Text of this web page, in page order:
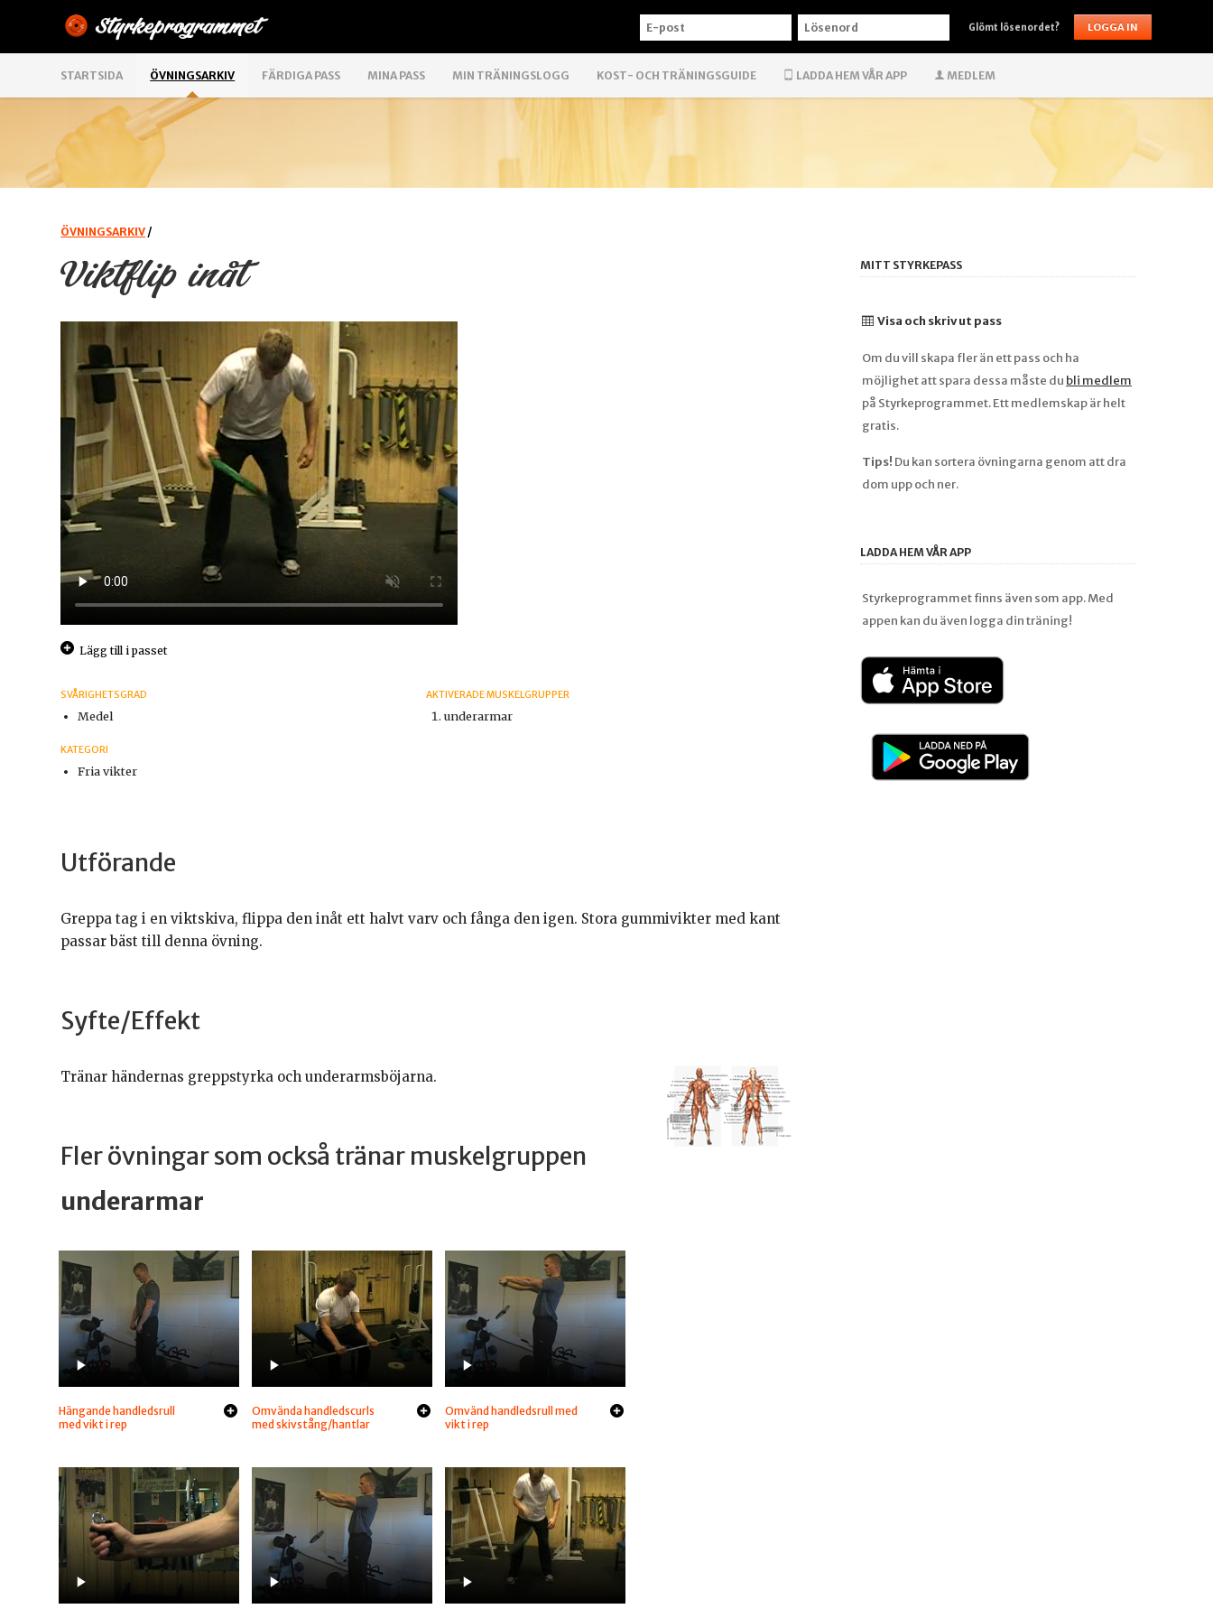
E-
LÖSENORD Glömt lösenordet?
STARTSIDA ÖVNINGSARKIV FÄRDIGA PASS MINA PASS MIN TRÄNINGSLOGG KOST- OCH TRÄNINGSGUIDE LADDA HEM VÅR APP MEDLEM
ÖVNINGSARKIV /
Viktflip inåt
Lägg till i passet
SVÅRIGHETSGRAD
Medel
KATEGORI
Fria vikter
AKTIVERADE MUSKELGRUPPER
underarmar
Utförande
Greppa tag i en viktskiva, flippa den inåt ett halvt varv och fånga den igen. Stora gummivikter med kant
passar bäst till denna övning.
Syfte/Effekt
Tränar händernas greppstyrka och underarmsböjarna.
Fler övningar som också tränar muskelgruppen
underarmar
Hängande handledsrull
med vikt i rep
Omvända handledscurls
med skivstång/hantlar
Omvänd handledsrull med
vikt i rep
MITT STYRKEPASS
Visa och skriv ut pass
Om du vill skapa fler än ett pass och ha
möjlighet att spara dessa måste du bli medlem
på Styrkeprogrammet. Ett medlemskap är helt
gratis.
Tips! Du kan sortera övningarna genom att dra
dom upp och ner.
LADDA HEM VÅR APP
Styrkeprogrammet finns även som app. Med
appen kan du även logga din träning!